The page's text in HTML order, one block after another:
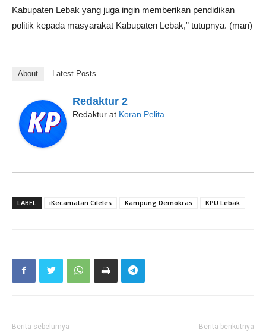
Kabupaten Lebak yang juga ingin memberikan pendidikan
politik kepada masyarakat Kabupaten Lebak,” tutupnya. (man)
About Latest Posts
Redaktur 2
Redaktur at Koran Pelita
LABEL iKecamatan Cileles Kampung Demokras KPU Lebak
Berita sebelumya Berita berikutnya